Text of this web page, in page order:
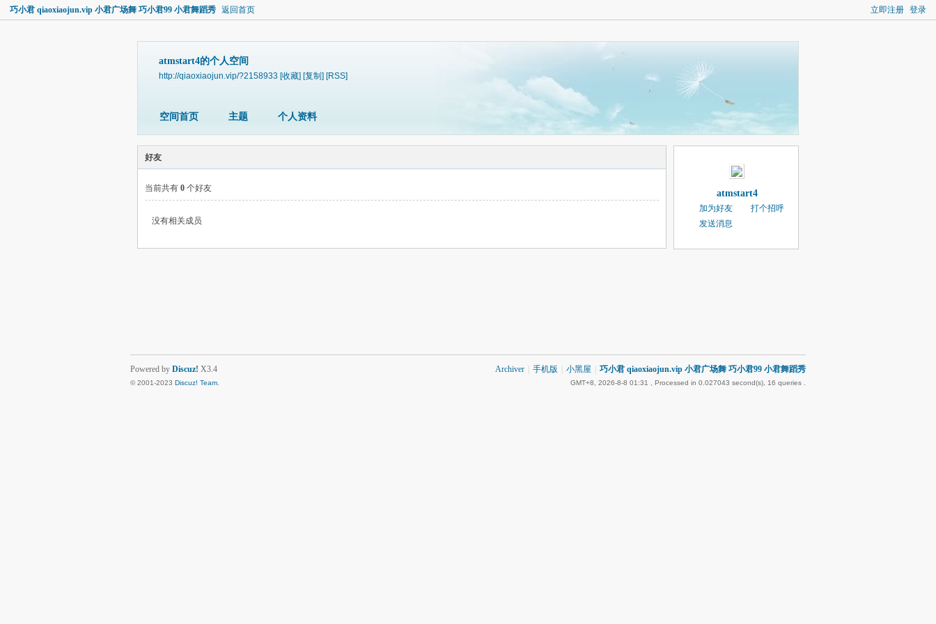
立即注册 登录
巧小君 qiaoxiaojun.vip 小君广场舞 巧小君99 小君舞蹈秀 返回首页
atmstart4的个人空间
http://qiaoxiaojun.vip/?2158933 [收藏] [复制] [RSS]
空间首页 主题 个人资料
好友
当前共有 0 个好友
没有相关成员
atmstart4
加为好友
打个招呼
发送消息
Archiver 手机版 小黑屋 巧小君 qiaoxiaojun.vip 小君广场舞 巧小君99 小君舞蹈秀
GMT+8, 2026-8-8 01:31 , Processed in 0.027043 second(s), 16 queries .
Powered by Discuz! X3.4
© 2001-2023 Discuz! Team